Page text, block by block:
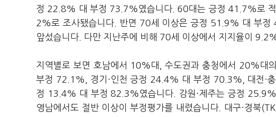
정 22.8% 대 부정 73.7%였습니다. 60대는 긍정 41.7%로 적
2%로 조사됐습니다. 반면 70세 이상은 긍정 51.9% 대 부정
앞섰습니다. 다만 지난주에 비해 70세 이상에서 지지율이
지역별로 보면 호남에서 10%대, 수도권과 충청에서 20%대
부정 72.1%, 경기·인천 긍정 24.4% 대 부정 70.3%, 대전·
정 13.4% 대 부정 82.3%였습니다. 강원·제주는 긍정
영남에서도 절반 이상이 부정평가를 내렸습니다. 대구·경북